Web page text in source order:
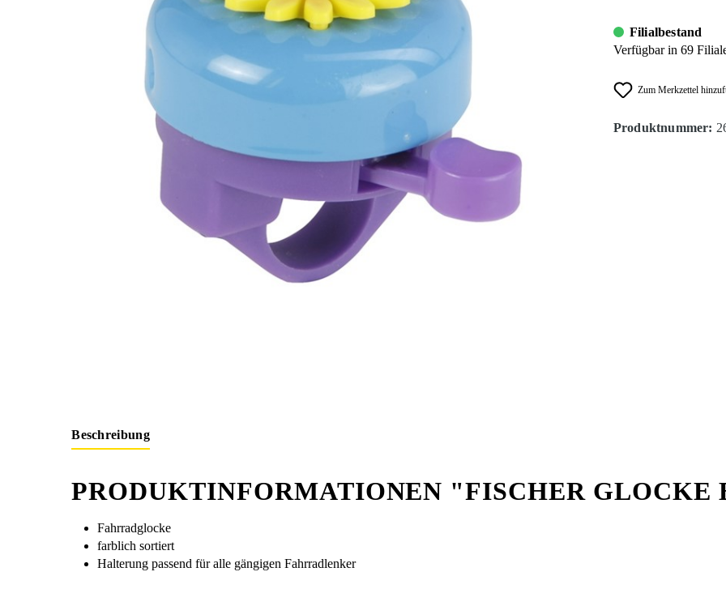
Filialbestand
Verfügbar in 69
Zum Merkzettel
Produktnummer:
Beschreibung
PRODUKTINFORMATIONEN "FISCHER GLOCKE
Fahrradglocke
farblich sortiert
Halterung passend für alle gängigen Fahrradlenker